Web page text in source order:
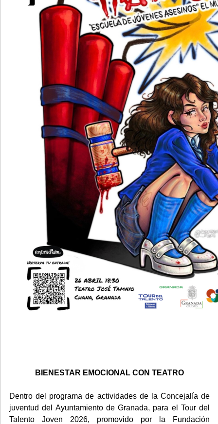
BIENESTAR EMOCIONAL CON TEATRO
Dentro del programa de actividades de la Concejalía de
juventud del Ayuntamiento de Granada, para el Tour del
Talento Joven 2026, promovido por la Fundación